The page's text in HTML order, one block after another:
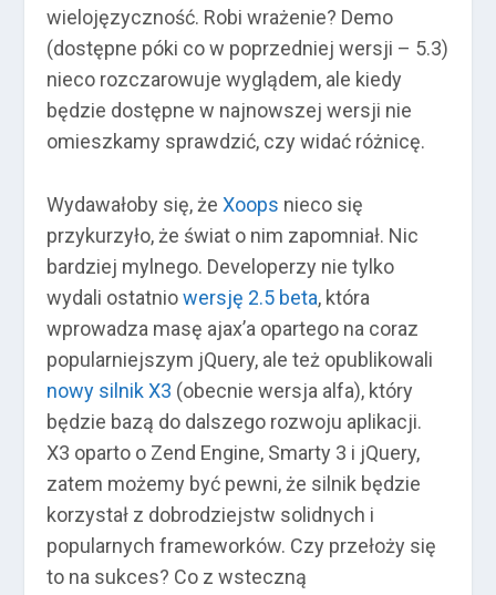
wielojęzyczność. Robi wrażenie? Demo
(dostępne póki co w poprzedniej wersji – 5.3)
nieco rozczarowuje wyglądem, ale kiedy
będzie dostępne w najnowszej wersji nie
omieszkamy sprawdzić, czy widać różnicę.
Wydawałoby się, żeXoops nieco się
przykurzyło, że świat o nim zapomniał. Nic
bardziej mylnego. Developerzy nie tylko
wydali ostatniowersję 2.5 beta, która
wprowadza masę ajax’a opartego na coraz
popularniejszym jQuery, ale też opublikowali
nowy silnik X3 (obecnie wersja alfa), który
będzie bazą do dalszego rozwoju aplikacji.
X3 oparto o Zend Engine, Smarty 3 i jQuery,
zatem możemy być pewni, że silnik będzie
korzystał z dobrodziejstw solidnych i
popularnych frameworków. Czy przełoży się
to na sukces? Co z wsteczną